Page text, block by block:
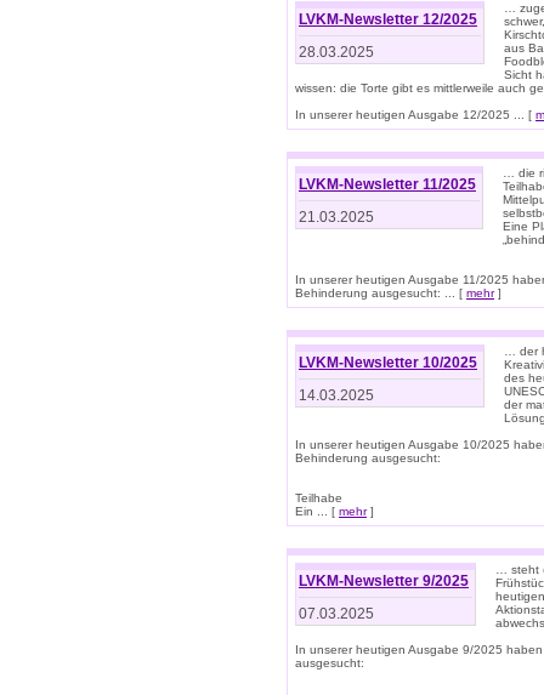
LVKM-Newsletter 12/2025
28.03.2025
…
aus
Sicht
wissen: die Torte gibt es mittlerweile auch
In unserer heutigen Ausgabe 12/2025 ... [
LVKM-Newsletter 11/2025
21.03.2025
… die
Eine
In unserer heutigen Ausgabe 11/2025
Behinderung ausgesucht: ... [ mehr]
LVKM-Newsletter 10/2025
14.03.2025
… der
des
der
In unserer heutigen Ausgabe 10/2025
Behinderung ausgesucht:
Teilhabe
Ein ... [ mehr]
LVKM-Newsletter 9/2025
07.03.2025
… steht
In unserer heutigen Ausgabe 9/2025
ausgesucht: